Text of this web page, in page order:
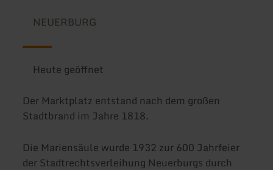
NEUERBURG
Heute geöffnet
Der Marktplatz entstand nach dem großen
Stadtbrand im Jahre 1818.
Die Mariensäule wurde 1932 zur 600 Jahrfeier
der Stadtrechtsverleihung Neuerburgs durch